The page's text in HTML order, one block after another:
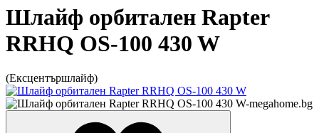
Шлайф орбитален Rapter
RRHQ OS-100 430 W
(Ексцентършлайф)